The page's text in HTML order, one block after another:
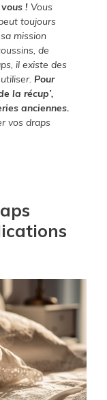
! Vous
toujours
mission
de
il existe des
Pour
la récup’,
anciennes.
vos draps